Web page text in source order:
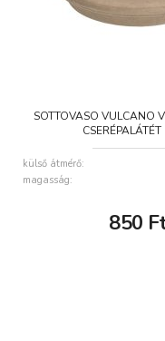
SOTTOVASO VULCANO
külső átmérő:
magasság:
850